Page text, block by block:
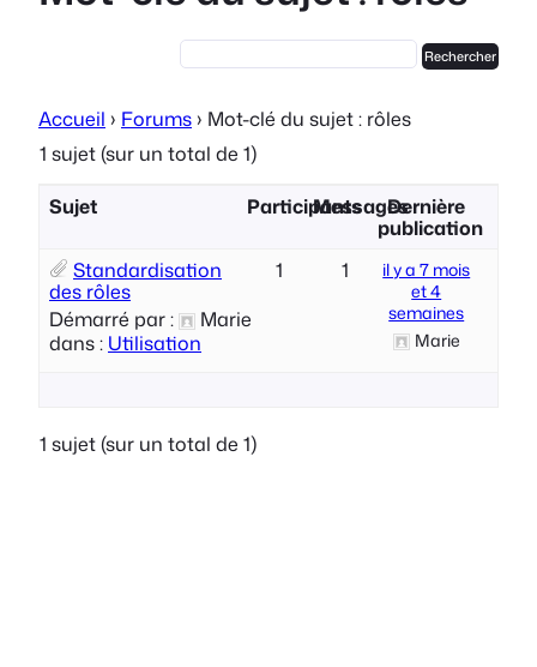
Accueil › Forums› Mot-clé du sujet : rôles
1 sujet (sur un total de 1)
Sujet
ParticipantsMessagesDernière
publication
Standardisation
des rôles
Démarré par :
Marie
dans : Utilisation
1 1
il y a 7 mois
et 4
semaines
Marie
1 sujet (sur un total de 1)